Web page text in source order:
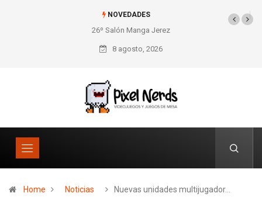
NOVEDADES
26º Salón Manga Jerez SNES Pixel Book para
los amantes de lo retro
8 agosto, 2026
Home Noticias Nuevas unidades multijugador…